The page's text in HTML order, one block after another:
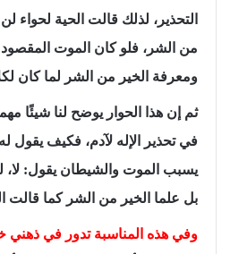
التحذير، لذلك قالت الحية لحواء
من الشر، فلو كان الموت المقصود
ومعرفة الخير من الشر لما كان
ثم إن هذا الحوار يوضح لنا شيئًا
في تحذير الإله لآدم، فكيف يقول
يسبب الموت والشيطان يقول: لا،
بل علما الخير من الشر كما قالت
وفي هذه المناسبة تدور في ذهني